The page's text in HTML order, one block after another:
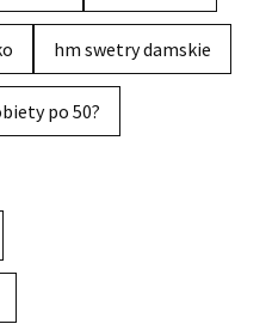
hm swetry damskie
po 50?